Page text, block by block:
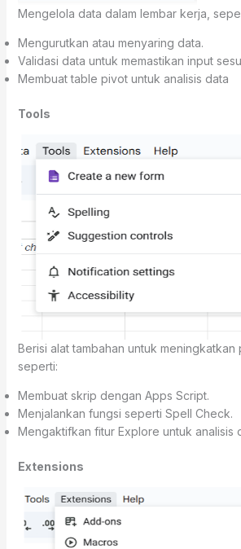
Mengelola data dalam lembar kerja,
Mengurutkan atau menyaring data.
Validasi data untuk memastikan input
Membuat table pivot untuk analisis data
Tools
Berisi alat tambahan untuk meningkatkan
seperti:
Membuat skrip dengan Apps Script.
Menjalankan fungsi seperti Spell Check.
Mengaktifkan fitur Explore untuk analisis
Extensions